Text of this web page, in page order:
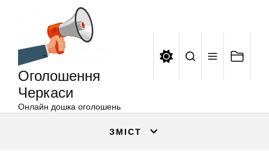
Оголошення
Черкаси
Онлайн дошка оголошень
ЗМІСТ